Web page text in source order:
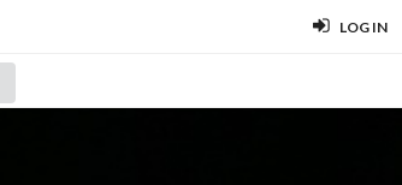
LOG IN